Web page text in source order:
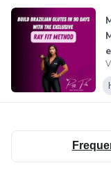
prático da nossa
digitais validadas,
perder e exige o
Junte-se à elite.